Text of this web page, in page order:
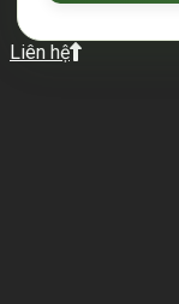
Liên hệ